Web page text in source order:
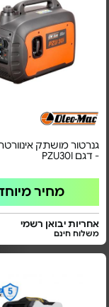
גנרטור מושתק
- דגם PZU30I
מחיר
אחריות יבואן רשמי
משלוח חינם